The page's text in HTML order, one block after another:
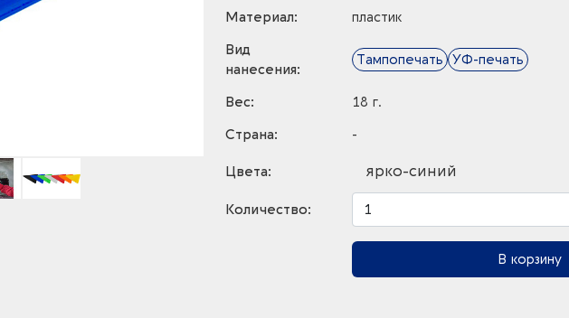
Материал:
пластик
Вид
нанесения:
Тампопечать УФ-печать
Вес:
18 г.
Страна:
-
Цвета: ярко-синий
Количество:
В корзину